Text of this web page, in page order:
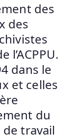
des
des
l’ACPPU.
dans le
et celles
du
travail